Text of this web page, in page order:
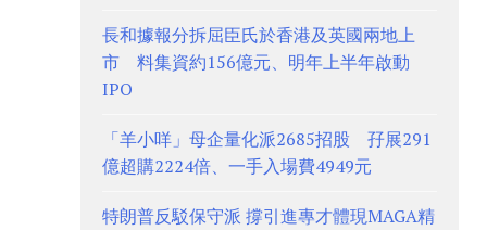
長和據報分拆屈臣氏於香港及英國兩地上
市 料集資約156億元、明年上半年啟動
IPO
「羊小咩」母企量化派2685招股 孖展291
億超購2224倍、一手入場費4949元
特朗普反駁保守派 撐引進專才體現MAGA精